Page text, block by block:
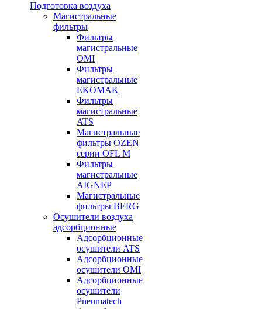
Подготовка воздуха
Магистральные
фильтры
Фильтры
магистральные
OMI
Фильтры
магистральные
EKOMAK
Фильтры
магистральные
ATS
Магистральные
фильтры OZEN
серии OFL M
Фильтры
магистральные
AIGNEP
Магистральные
фильтры BERG
Осушители воздуха
адсорбционные
Адсорбционные
осушители ATS
Адсорбционные
осушители OMI
Адсорбционные
осушители
Pneumatech